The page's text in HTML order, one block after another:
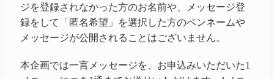
ジを登録されなかった方のお名前や、メッセージ登
録をして「匿名希望」を選択した方のペンネームや
メッセージが公開されることはございません。
本企画では一言メッセージを、お申込みいただいた1